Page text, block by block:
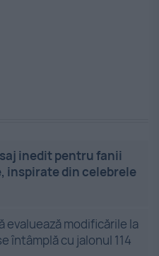
inedit pentru fanii
inspirate din celebrele
evaluează modificările la
întâmplă cu jalonul 114